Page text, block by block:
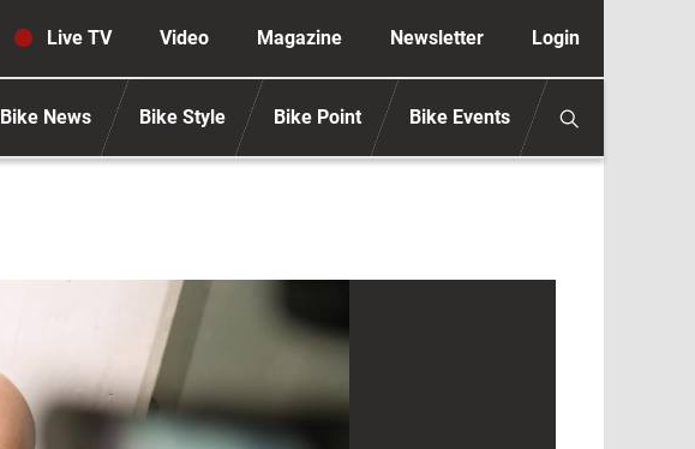
Navigazione secondaria anonimo
Live TV Video Magazine Newsletter Login
Bike News Bike Style Bike Point Bike Events